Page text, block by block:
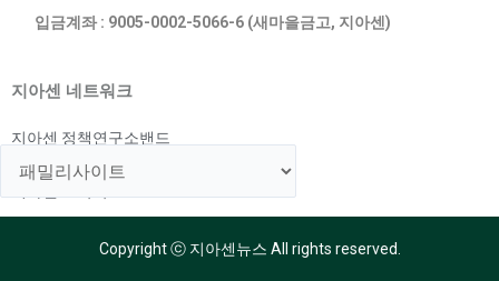
입금계좌 : 9005-0002-5066-6 (새마을금고, 지아센)
지아센 네트워크
지아센 정책연구소밴드
지아센 해외아동지원국
Copyright ⓒ 지아센뉴스 All rights reserved.